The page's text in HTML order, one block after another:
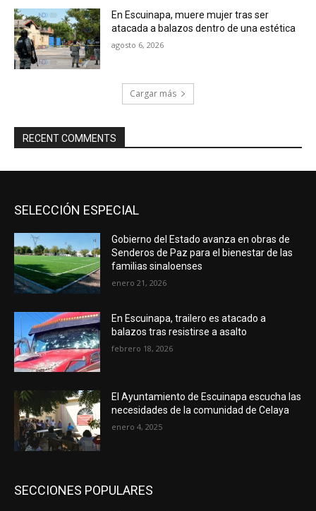
En Escuinapa, muere mujer tras ser
atacada a balazos dentro de una estética
agosto 6, 2026
Cargar más
RECENT COMMENTS
SELECCIÓN ESPECIAL
Gobierno del Estado avanza en obras de
Senderos de Paz para el bienestar de las
familias sinaloenses
enero 21, 2026
En Escuinapa, trailero es atacado a
balazos tras resistirse a asalto
febrero 18, 2026
El Ayuntamiento de Escuinapa escucha las
necesidades de la comunidad de Celaya
enero 4, 2025
SECCIONES POPULARES